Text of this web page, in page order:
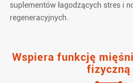
suplementów łagodzących stres i
regeneracyjnych.
Wspiera funkcję
fizyczną